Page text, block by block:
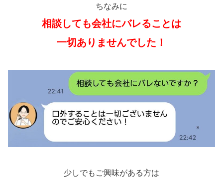
ちなみに
相談しても会社にバレることは
一切ありませんでした！
少しでもご興味がある方は